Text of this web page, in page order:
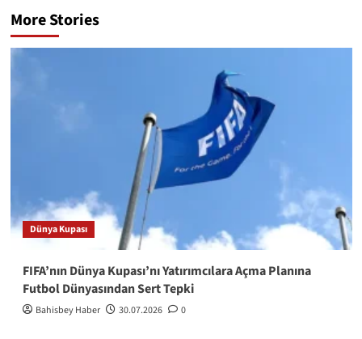
More Stories
Dünya Kupası
FIFA’nın Dünya Kupası’nı Yatırımcılara Açma Planına
Futbol Dünyasından Sert Tepki
Bahisbey Haber 30.07.2026 0